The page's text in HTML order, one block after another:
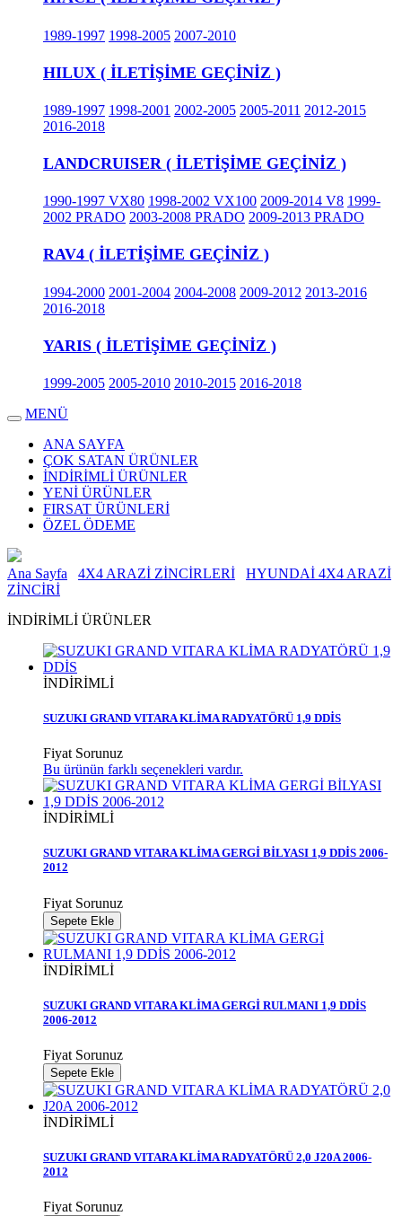
1989-1997 1998-2005 2007-2010
HILUX ( İLETİŞİME GEÇİNİZ )
1989-1997 1998-2001 2002-2005 2005-2011 2012-2015
2016-2018
LANDCRUISER ( İLETİŞİME GEÇİNİZ )
1990-1997 VX80 1998-2002 VX100 2009-2014 V8 1999-
2002 PRADO 2003-2008 PRADO 2009-2013 PRADO
RAV4 ( İLETİŞİME GEÇİNİZ )
1994-2000 2001-2004 2004-2008 2009-2012 2013-2016
2016-2018
YARIS ( İLETİŞİME GEÇİNİZ )
1999-2005 2005-2010 2010-2015 2016-2018
MENÜ
ANA SAYFA
ÇOK SATAN ÜRÜNLER
İNDİRİMLİ ÜRÜNLER
YENİ ÜRÜNLER
FIRSAT ÜRÜNLERİ
ÖZEL ÖDEME
Ana Sayfa 4X4 ARAZİ ZİNCİRLERİ
HYUNDAİ 4X4 ARAZİ
ZİNCİRİ
İNDİRİMLİ ÜRÜNLER
İNDİRİMLİ
SUZUKI GRAND VITARA KLİMA RADYATÖRÜ 1,9 DDİS
Fiyat Sorunuz
Bu ürünün farklı seçenekleri vardır.
İNDİRİMLİ
SUZUKI GRAND VITARA KLİMA GERGİ BİLYASI 1,9 DDİS 2006-
2012
Fiyat Sorunuz
Sepete Ekle
İNDİRİMLİ
SUZUKI GRAND VITARA KLİMA GERGİ RULMANI 1,9 DDİS
2006-2012
Fiyat Sorunuz
Sepete Ekle
İNDİRİMLİ
SUZUKI GRAND VITARA KLİMA RADYATÖRÜ 2,0 J20A 2006-
2012
Fiyat Sorunuz